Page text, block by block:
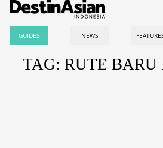
GUIDES NEWS
TAG: RUTE